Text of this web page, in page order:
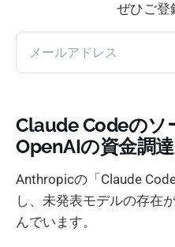
ぜひご登
Claude Codeのソ
OpenAIの資金調
Anthropicの「Claude
し、未発表モデルの存在
んでいます。